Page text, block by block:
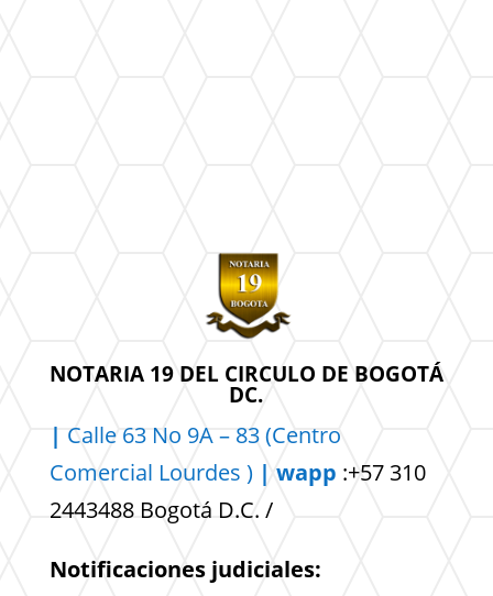
NOTARIA 19 DEL CIRCULO DE BOGOTÁ
DC.
| Calle 63 No 9A – 83 (Centro
Comercial Lourdes ) | wapp :+57 310
2443488 Bogotá D.C. /
Notificaciones judiciales: